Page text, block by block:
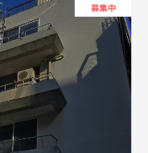
募集中